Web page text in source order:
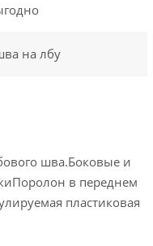
на лбу
шва.Боковые и
в переднем
пластиковая